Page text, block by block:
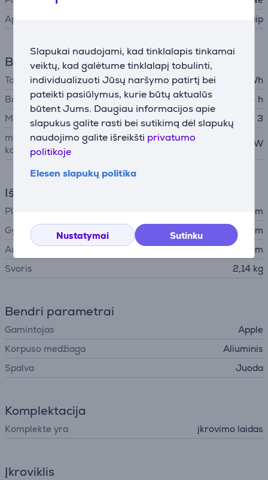
Slapukai naudojami, kad tinklalapis tinkamai
veiktų, kad galėtume tinklalapį tobulinti,
individualizuoti Jūsų naršymo patirtį bei
pateikti pasiūlymus, kurie būtų aktualūs
būtent Jums. Daugiau informacijos apie
slapukus galite rasti bei sutikimą dėl slapukų
naudojimo galite išreikšti privatumo
politikoje
Elesen slapukų politika
Nustatymai Sutinku
Apšvietimas
Taip
Baterija
Talpa
100 Wh
Baterijos veikimo laikas
24 h
Maitinimo adapterio jungtis
Apple MagSafe 3
minimali nešiojamojo
kompiuterio įvesties galia
140 W
Išmatavimai
Plotis
35,57 cm
Gylis
24,81 cm
Aukštis
1,68 cm
Svoris
2,14 kg
Bendri parametrai
Gamintojas
Apple
Korpuso medžiaga
Aliuminis
Spalva
Juoda
Komplektacija
Komplekte yra įkrovimo laidas
Įkroviklis